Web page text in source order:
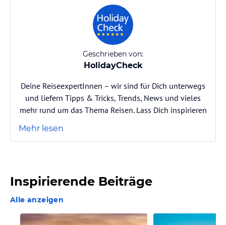
Geschrieben von:
HolidayCheck
Deine ReiseexpertInnen – wir sind für Dich unterwegs
und liefern Tipps & Tricks, Trends, News und vieles
mehr rund um das Thema Reisen. Lass Dich inspirieren
Mehr lesen
Inspirierende Beiträge
Alle anzeigen